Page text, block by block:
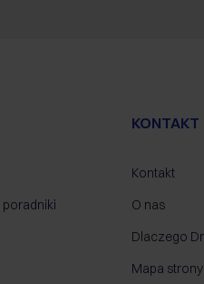
poradniki
KONTAKT
Kontakt
O nas
Dlaczego
Mapa strony